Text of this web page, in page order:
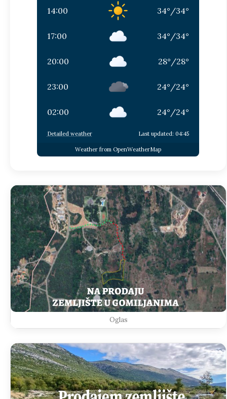
14:00 34° /34°
17:00 34° /34°
20:00 28° /28°
23:00 24° /24°
02:00 24° /24°
Detailed weather Last updated: 04:45
Weather from OpenWeatherMap
Oglas